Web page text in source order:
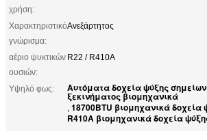
χρήση:
Χαρακτηριστικό
γνώρισμα:
Ανεξάρτητος
αέριο ψυκτικών
ουσιών:
R22 / R410A
Υψηλό φως: Αυτόματα δοχεία ψύξης σημείων
ξεκινήματος βιομηχανικά
, 18700BTU βιομηχανικά δοχεία
R410A βιομηχανικά δοχεία